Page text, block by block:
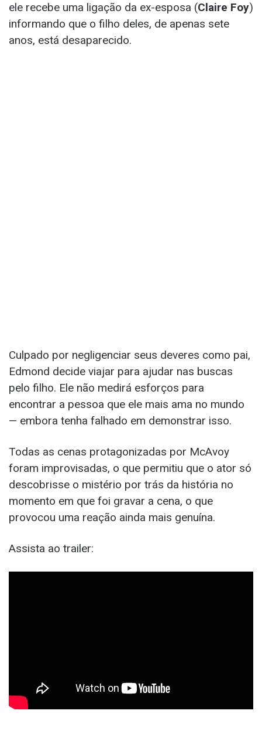
ele recebe uma ligação da ex-esposa (Claire Foy)
informando que o filho deles, de apenas sete
anos, está desaparecido.
Culpado por negligenciar seus deveres como pai,
Edmond decide viajar para ajudar nas buscas
pelo filho. Ele não medirá esforços para
encontrar a pessoa que ele mais ama no mundo
— embora tenha falhado em demonstrar isso.
Todas as cenas protagonizadas por McAvoy
foram improvisadas, o que permitiu que o ator só
descobrisse o mistério por trás da história no
momento em que foi gravar a cena, o que
provocou uma reação ainda mais genuína.
Assista ao trailer: